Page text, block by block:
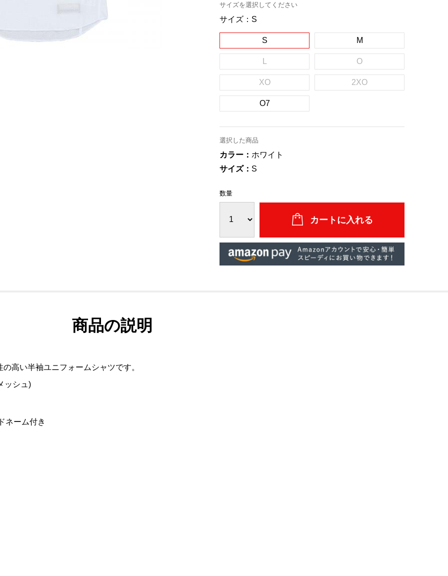
サイズを選択してください
サイズ： S
S M
O
XO 2XO
O7
選択した商品
カラー： ホワイト
サイズ： S
数量
商品の説明
高い半袖ユニフォームシャツです。
ッシュ)
ネーム付き